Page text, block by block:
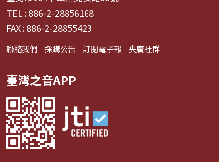
TEL : 886-2-28856168
FAX : 886-2-28855423
聯絡我們 採購公告 訂閱電子報 央廣社群
臺灣之音APP